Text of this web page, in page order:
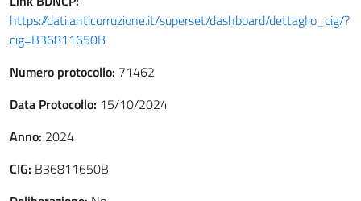
https://dati.anticorruzione.it/superset/dashboard/dettaglio_cig/?
cig=B36811650B
Numero protocollo: 71462
Data Protocollo: 15/10/2024
Anno: 2024
CIG: B36811650B